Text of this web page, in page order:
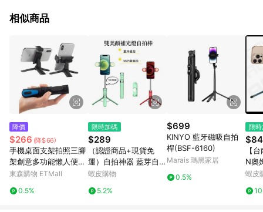
的購回饋活動享Yahoo超贈點回饋者 - 購物中心商店之商品：商
3. 訂單回饋金額將扣除運費/購物金/超贈點/福利金/紅利折抵/折
價券等虛擬貨幣折抵 4. 大宗採購或批發轉賣不具回饋資格： 如
有相關事證認定您為大宗採購、批發轉賣而非最終消費使用者，
相關認定以Yahoo購物中心之認定為準
相似商品
降價
$266 (降$66)
手機桌面支架拍照三腳
架創意多功能懶人便攜
折疊支撐固定三角架子
東森購物 ETMall
0.5%
限時加碼
$289
（認證商品+現貨免
運）自拍神器 藍芽自拍
棒 雙美顏補光燈 自拍
三腳架 直播腳架 自拍
蝦皮購物
5.2%
$699
KINYO 藍牙磁吸自拍
桿(BSF-6160)
Marais 瑪黑家居
0.5%
限
【
N奧
吸手
O
蝦皮